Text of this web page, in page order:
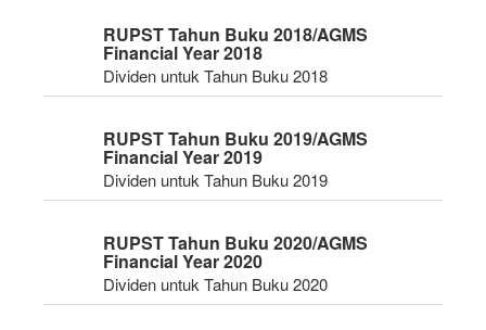
RUPST Tahun Buku 2018/AGMS
Financial Year 2018
Dividen untuk Tahun Buku 2018
RUPST Tahun Buku 2019/AGMS
Financial Year 2019
Dividen untuk Tahun Buku 2019
RUPST Tahun Buku 2020/AGMS
Financial Year 2020
Dividen untuk Tahun Buku 2020